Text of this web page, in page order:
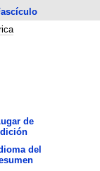
de
del